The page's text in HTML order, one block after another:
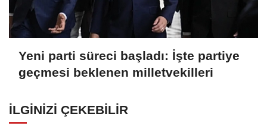
Yeni parti süreci başladı: İşte partiye
geçmesi beklenen milletvekilleri
İLGINIZI ÇEKEBILIR